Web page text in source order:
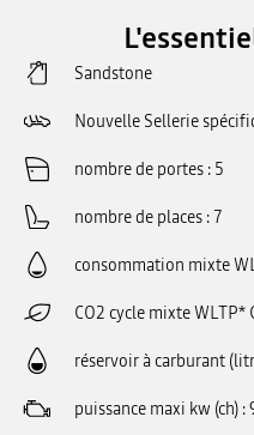
Sandstone
Nouvelle Sellerie
nombre de portes 5
nombre de places 7
consommation mixte
CO2 cycle mixte WLTP*
réservoir à carburant
puissance maxi kw (ch)